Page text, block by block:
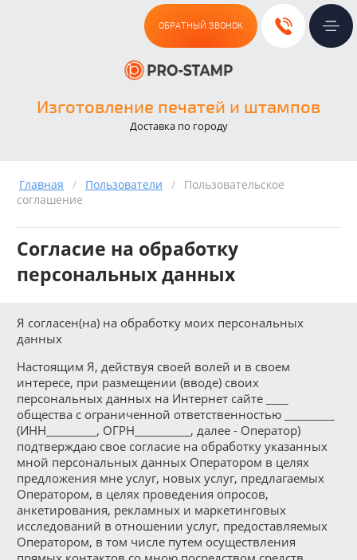
Изготовление печатей и штампов
Доставка по городу
Главная / Пользователи /
Пользовательское
соглашение
Согласие на обработку
персональных данных
Я согласен(на) на обработку моих персональных
данных
Настоящим Я, действуя своей волей и в своем
интересе, при размещении (вводе) своих
персональных данных на Интернет сайте ____
общества с ограниченной ответственностью _________
(ИНН_________, ОГРН__________, далее - Оператор)
подтверждаю свое согласие на обработку указанных
мной персональных данных Оператором в целях
предложения мне услуг, новых услуг, предлагаемых
Оператором, в целях проведения опросов,
анкетирования, рекламных и маркетинговых
исследований в отношении услуг, предоставляемых
Оператором, в том числе путем осуществления
ОБРАТНЫЙ ЗВОНОК